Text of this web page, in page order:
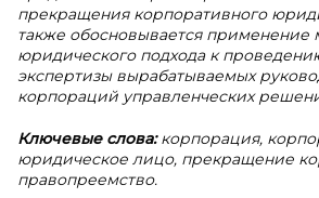
прекращения корпоративного
также обосновывается применение
юридического подхода к
экспертизы вырабатываемых
корпораций управленческих
Ключевые слова:корпорация,
юридическое лицо, прекращение
правопреемство.